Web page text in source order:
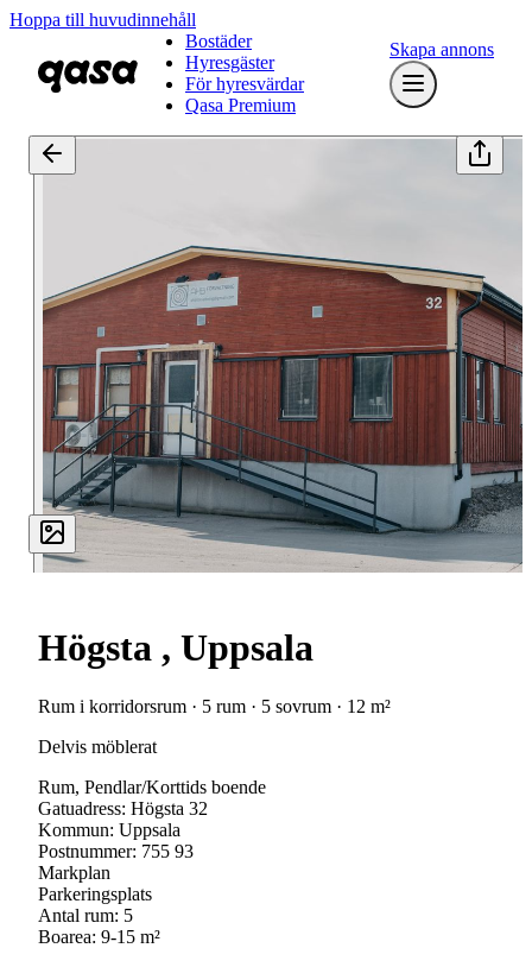
Hoppa till huvudinnehåll
Bostäder
Hyresgäster
För hyresvärdar
Qasa Premium
Skapa annons
Högsta , Uppsala
Rum i korridorsrum · 5 rum · 5 sovrum · 12 m²
Delvis möblerat
Rum, Pendlar/Korttids boende
Gatuadress: Högsta 32
Kommun: Uppsala
Postnummer: 755 93
Markplan
Parkeringsplats
Antal rum: 5
Boarea: 9-15 m²